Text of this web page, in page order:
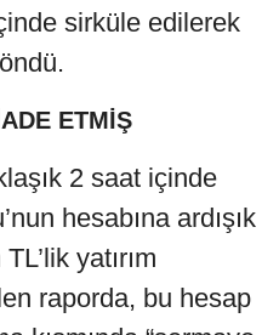
sirküle edilerek
ETMİŞ
2 saat içinde
hesabına ardışık
yatırım
raporda, bu hesap